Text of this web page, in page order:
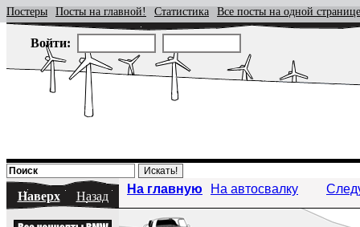
Постеры Посты на главной! Статистика Все посты на одной странице
Войти:
Наверх Назад
На главную На автосвалку